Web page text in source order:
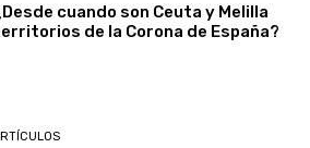
cuando son Ceuta y Melilla
de la Corona de España?